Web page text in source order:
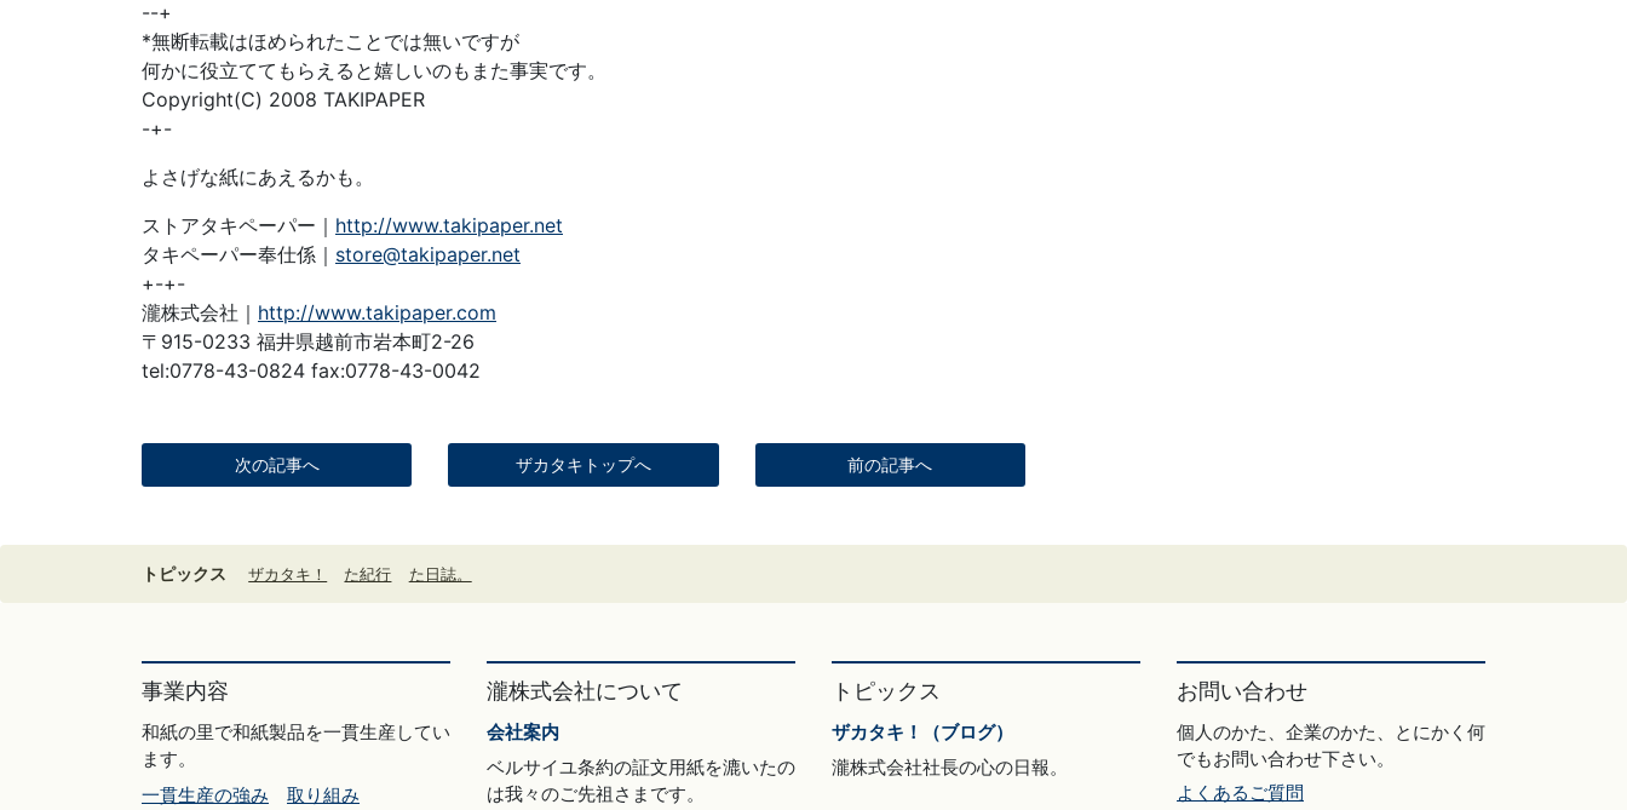
--+
*無断転載はほめられたことでは無いですが
何かに役立ててもらえると嬉しいのもまた事実です。
Copyright(C) 2008 TAKIPAPER
-+-
よさげな紙にあえるかも。
ストアタキペーパー｜ http://www.takipaper.net
タキペーパー奉仕係｜ store@takipaper.net
+-+-
瀧株式会社｜ http://www.takipaper.com
〒915-0233 福井県越前市岩本町2-26
tel:0778-43-0824 fax:0778-43-0042
次の記事へ ザカタキトップへ 前の記事へ
トピックス ザカタキ！ た紀行 た日誌。
事業内容
和紙の里で和紙製品を一貫生産してい
ます。
一貫生産の強み
取り組み
瀧株式会社について
会社案内
ベルサイユ条約の証文用紙を漉いたの
は我々のご先祖さまです。
トピックス
ザカタキ！（ブログ）
瀧株式会社社長の心の日報。
お問い合わせ
個人のかた、企業のかた、とにかく何
でもお問い合わせ下さい。
よくあるご質問